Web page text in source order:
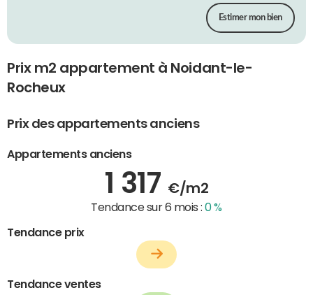
Estimer mon bien
Prix m2 appartement à Noidant-le-
Rocheux
Prix des appartements anciens
Appartements anciens
1 317 €/m2
Tendance sur 6 mois :0 %
Tendance prix
Tendance ventes